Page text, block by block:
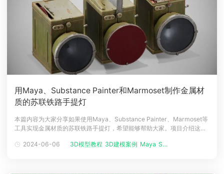
用Maya、Substance Painter和Marmoset制作金属材
质的苏联铁路手提灯
本篇内容为大家分享如果使用Maya、Substance Painter、Marmoset等
工具实现金属材质的苏联铁路手提灯，希望能够帮助大家。项目介绍​这个
铁路运输工人设计的，他们在夜间发出铁路灯光信号并检查机车车辆。这
2024-06-06 3D模型教程 3D建模案例 Maya Substa...